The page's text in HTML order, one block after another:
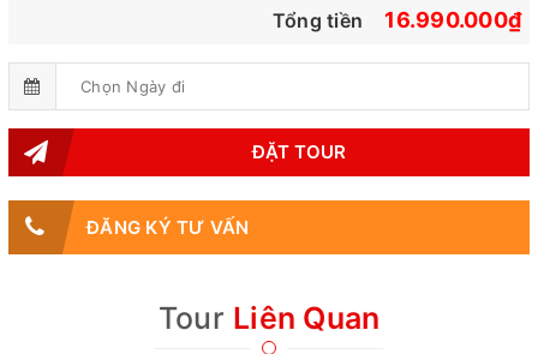
Tổng tiền 16.990.000₫
ĐẶT TOUR
ĐĂNG KÝ TƯ VẤN
Tour Liên Quan